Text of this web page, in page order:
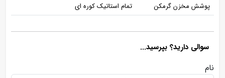
پوشش مخزن گرمکن
تمام استاتیک کوره ای
سوالی دارید؟ بپرسید...
نام